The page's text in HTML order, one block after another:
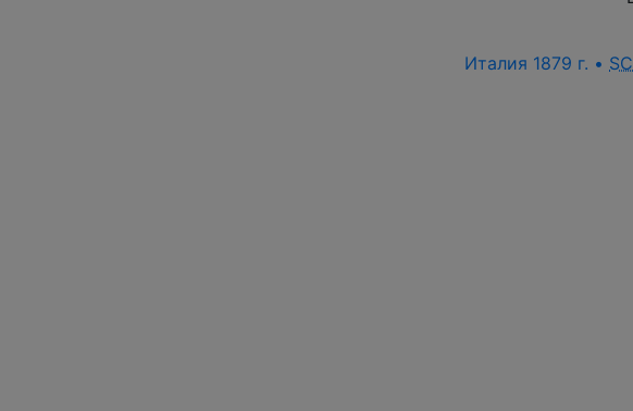
Италия 1879 г. •